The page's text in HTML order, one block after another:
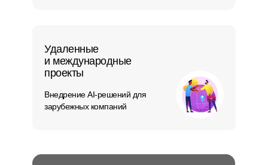
Удаленные
и международные
проекты
Внедрение AI-решений для
зарубежных компаний